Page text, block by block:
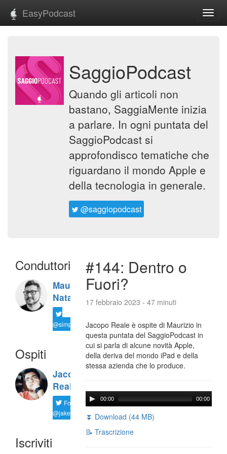
EasyPodcast
SaggioPodcast
Quando gli articoli non
bastano, SaggiaMente inizia
a parlare. In ogni puntata del
SaggioPodcast si
approfondisco tematiche che
riguardano il mondo Apple e
della tecnologia in generale.
@saggiopodcast
Conduttori
Maurizio
Natali
@simplemal
Ospiti
Jacopo
Reale
Follow
@jakereale
Iscriviti
#144: Dentro o
Fuori?
17 febbraio 2023 - 47 minuti
Jacopo Reale è ospite di Maurizio in
questa puntata del SaggioPodcast in
cui si parla di alcune novità Apple,
della deriva del mondo iPad e della
stessa azienda che lo produce.
00:00 00:00
⏬ Download (44 MB)
📝 Trascrizione